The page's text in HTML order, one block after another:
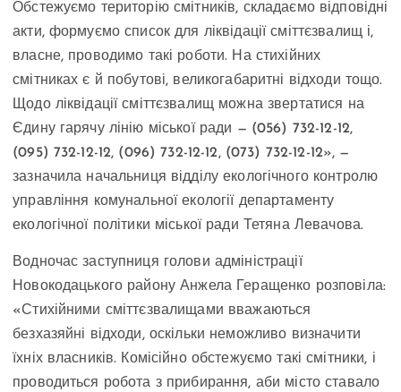
Обстежуємо територію смітників, складаємо відповідні
акти, формуємо список для ліквідації сміттєзвалищ і,
власне, проводимо такі роботи. На стихійних
смітниках є й побутові, великогабаритні відходи тощо.
Щодо ліквідації сміттєзвалищ можна звертатися на
Єдину гарячу лінію міської ради — (056) 732-12-12,
(095) 732-12-12, (096) 732-12-12, (073) 732-12-12», —
зазначила начальниця відділу екологічного контролю
управління комунальної екології департаменту
екологічної політики міської ради Тетяна Левачова.
Водночас заступниця голови адміністрації
Новокодацького району Анжела Геращенко розповіла:
«Стихійними сміттєзвалищами вважаються
безхазяйні відходи, оскільки неможливо визначити
їхніх власників. Комісійно обстежуємо такі смітники, і
проводиться робота з прибирання, аби місто ставало